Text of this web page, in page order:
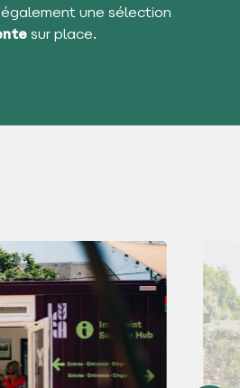
une sélection
sur place.